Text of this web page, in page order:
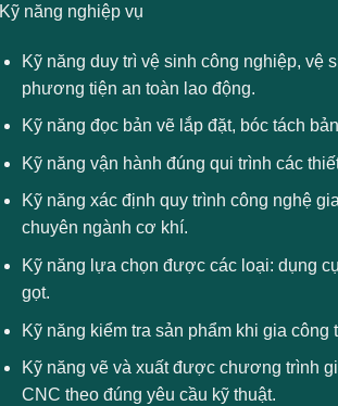
Kỹ năng nghiệp vụ
Kỹ năng duy trì vệ sinh công nghiệp,
phương tiện an toàn lao động.
Kỹ năng đọc bản vẽ lắp đặt, bóc tách
Kỹ năng vận hành đúng qui trình các
Kỹ năng xác định quy trình công nghệ
chuyên ngành cơ khí.
Kỹ năng lựa chọn được các loại: dụng
gọt.
Kỹ năng kiểm tra sản phẩm khi gia
Kỹ năng vẽ và xuất được chương trình
CNC theo đúng yêu cầu kỹ thuật.